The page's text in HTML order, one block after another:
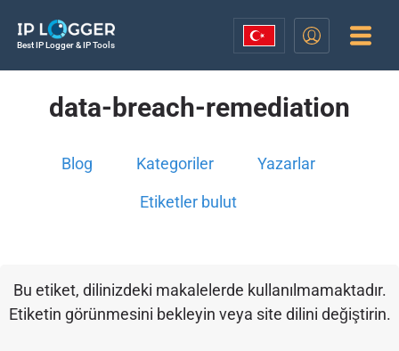
Best IP Logger & IP Tools
data-breach-remediation
Blog Kategoriler Yazarlar
Etiketler bulut